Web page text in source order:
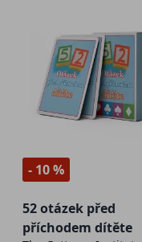
- 10 %
52 otázek před
příchodem dítěte